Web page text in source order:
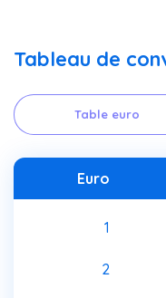
Tableau de
Table euro
Euro
1
2